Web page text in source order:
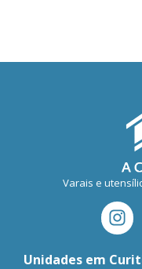
Varais e
Unidades em